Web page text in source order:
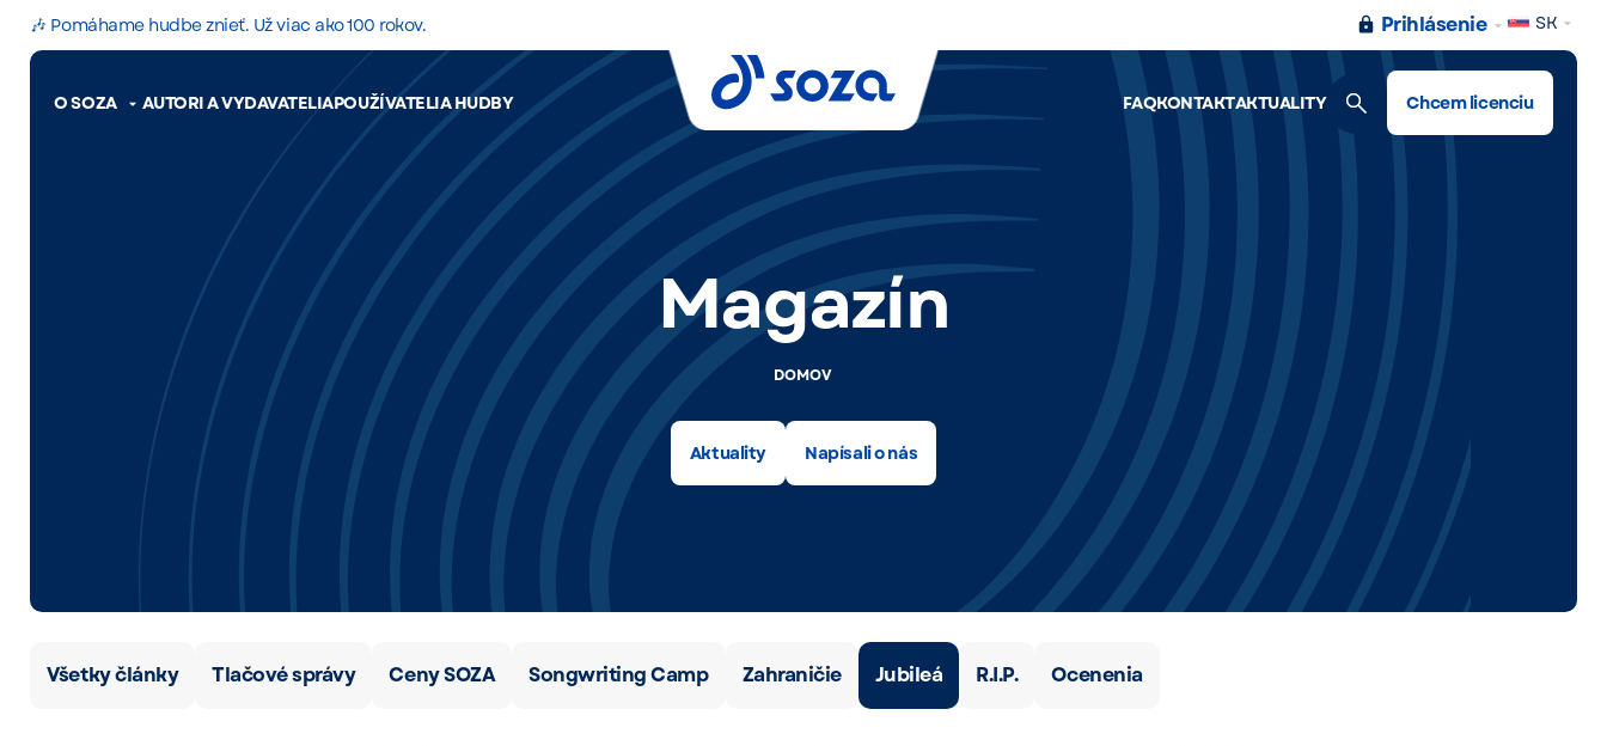
🎶 Pomáhame hudbe znieť. Už viac ako 100 rokov. Prihlásenie SK
O SOZA AUTORI A VYDAVATELIAPOUŽÍVATELIA HUDBY FAQKONTAKTAKTUALITY Chcem licenciu
Magazín
DOMOV
Aktuality Napísali o nás
Všetky články Tlačové správy Ceny SOZA Songwriting Camp Zahraničie Jubileá R.I.P. Ocenenia